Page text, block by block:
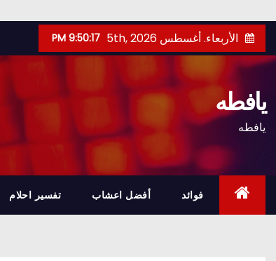
to
content
الأربعاء. أغسطس 5th, 2026 9:50:18 PM
يافطه
يافطه
فوائد أفضل اعشاب تفسير احلام